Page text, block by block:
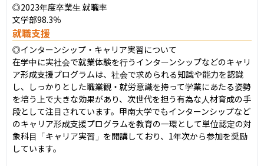
◎2023年度卒業生 就職率
文学部98.3％
就職支援
◎インターンシップ・キャリア実習について
在学中に実社会で就業体験を行うインターンシップなどのキャリ
ア形成支援プログラムは、社会で求められる知識や能力を認識
し、しっかりとした職業観・就労意識を持って学業にあたる姿勢
を培う上で大きな効果があり、次世代を担う有為な人材育成の手
段として注目されています。甲南大学でもインターンシップなど
のキャリア形成支援プログラムを教育の一環として単位認定の対
象科目「キャリア実習」を開講しており、1年次から参加を奨励
しています。